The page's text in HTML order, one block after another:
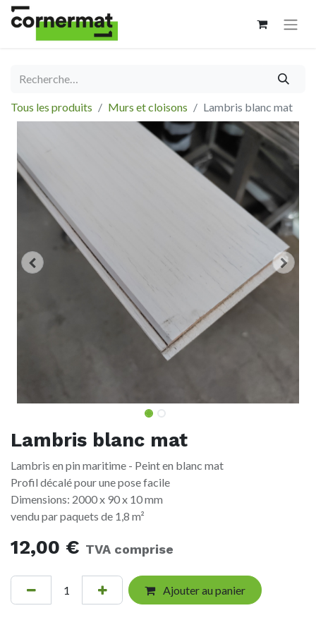
Tous les produits Murs et cloisons Lambris blanc mat
Lambris blanc mat
Lambris en pin maritime - Peint en blanc mat
Profil décalé pour une pose facile
Dimensions: 2000 x 90 x 10 mm
vendu par paquets de 1,8 m²
12,00 € TVA comprise
Ajouter au panier